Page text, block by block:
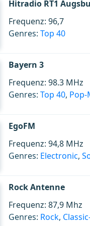
Hitradio RT1
Frequenz: 96,7
Genres: Top 40
Bayern 3
Frequenz: 98.3 MHz
Genres: Top 40,
EgoFM
Frequenz: 94,8 MHz
Genres: Electronic,
Rock Antenne
Frequenz: 87,9 Mhz
Genres: Rock,